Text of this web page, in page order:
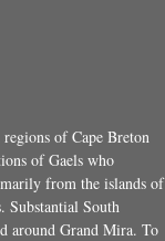
of Cape Breton
of Gaels who
from the islands of
Substantial South
around Grand Mira. To